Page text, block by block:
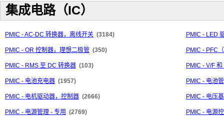
集成电路（IC）
PMIC - AC-DC 转换器，离线开关 (3184) PMIC - LED
PMIC - OR 控制器，理想二极管 (350) PMIC - PFC
PMIC - RMS 至 DC 转换器 (103) PMIC - V/F
PMIC - 电池充电器 (1957) PMIC - 电池
PMIC - 电机驱动器，控制器 (2666) PMIC - 电压
PMIC - 电源管理 - 专用 (2769) PMIC - 电源